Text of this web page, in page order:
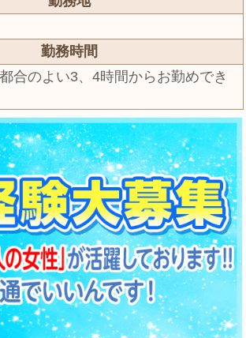
勤務時間
合のよい3、4時間からお勤めでき